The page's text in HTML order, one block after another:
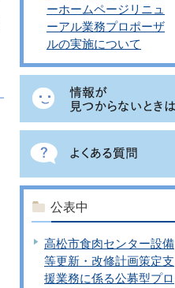
ーホームページリニュ
ーアル業務プロポーザ
ルの実施について
公表中
高松市食肉センター設備
等更新・改修計画策定支
援業務に係る公募型プロ